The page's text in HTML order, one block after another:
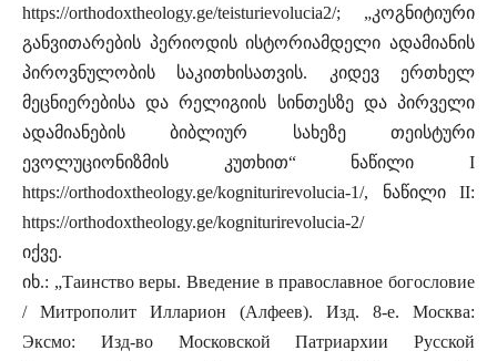
https://orthodoxtheology.ge/teisturievolucia2/; „კოგნიტიური
განვითარების პერიოდის ისტორიამდელი ადამიანის
პიროვნულობის საკითხისათვის. კიდევ ერთხელ
მეცნიერებისა და რელიგიის სინთესზე და პირველი
ადამიანების ბიბლიურ სახეზე თეისტური
ევოლუციონიზმის კუთხით“ ნაწილი I
https://orthodoxtheology.ge/kogniturirevolucia-1/, ნაწილი II:
https://orthodoxtheology.ge/kogniturirevolucia-2/
იქვე.
იხ.: „Таинство веры. Введение в православное богословие
/ Митрополит Илларион (Алфеев). Изд. 8-е. Москва:
Эксмо: Изд-во Московской Патриархии Русской